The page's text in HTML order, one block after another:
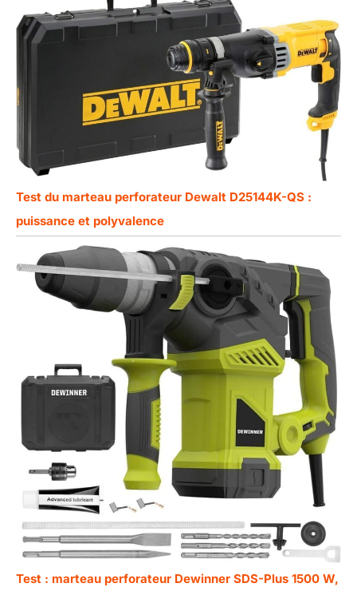
Test du marteau perforateur Dewalt D25144K-QS :
puissance et polyvalence
Test : marteau perforateur Dewinner SDS-Plus 1500 W,